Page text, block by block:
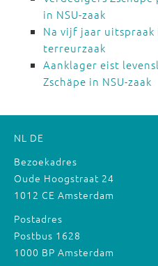
in NSU-zaak
Na vijf jaar uitspraak
terreurzaak
Aanklager eist
Zschäpe in NSU-zaak
NL DE
Bezoekadres
Oude Hoogstraat 24
1012 CE Amsterdam
Postadres
Postbus 1628
1000 BP Amsterdam